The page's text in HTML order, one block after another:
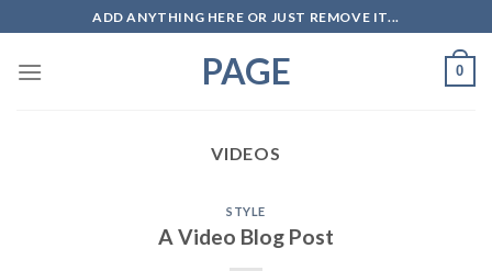
to
content
ADD ANYTHING HERE OR JUST REMOVE IT...
PAGE 0
VIDEOS
STYLE
A Video Blog Post